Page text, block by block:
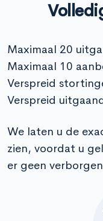
Maximaal 20
Maximaal 10
Verspreid
Verspreid
We laten u de
zien, voordat u
er geen